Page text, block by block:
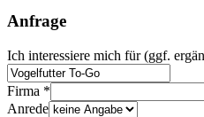
Anfrage
Ich interessiere mich für (ggf.
Firma *
Anrede